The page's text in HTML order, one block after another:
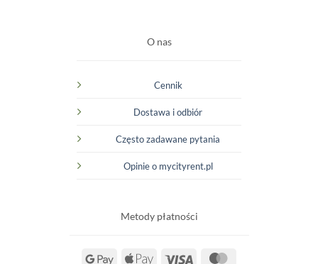
O nas
Cennik
Dostawa i odbiór
Często zadawane pytania
Opinie o mycityrent.pl
Metody płatności
Google Apple Visa